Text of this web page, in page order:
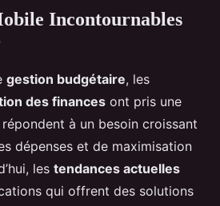
Mobiles
pour
Épargne
min de lecture
Incontournables
gestion budgétaire, les
des finances ont pris une
à un besoin croissant
dépenses et de maximisation
les tendances actuelles
qui offrent des solutions